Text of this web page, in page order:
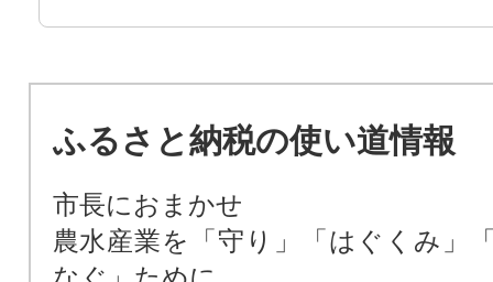
ふるさと納税の使い道情報
市長におまかせ
農水産業を「守り」「はぐくみ」